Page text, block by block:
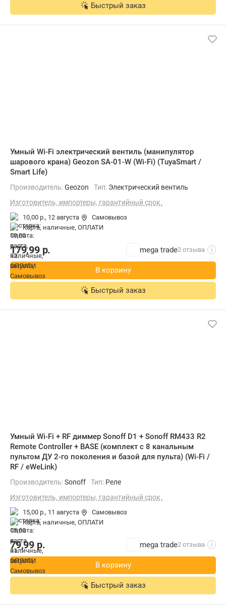
Быстрый заказ
Умный Wi-Fi электрический вентиль (манипулятор
шарового крана) Geozon SA-01-W (Wi-Fi) (TuyaSmart /
Smart Life)
Производитель:Geozon Тип: Электрический вентиль
Изготовитель, импортеры, гарантийный срок.
10,00 р., 12 августа
Самовывоз
карта, наличные, ОПЛАТИ
179,99р. mega trade2 отзыва i
В корзину
Быстрый заказ
Умный Wi-Fi + RF диммер Sonoff D1 + Sonoff RM433 R2
Remote Controller + BASE (комплект с 8 канальным
пультом ДУ 2-го поколения и базой для пульта) (Wi-Fi /
RF / eWeLink)
Производитель:Sonoff Тип: Реле
Изготовитель, импортеры, гарантийный срок.
15,00 р., 11 августа
Самовывоз
карта, наличные, ОПЛАТИ
79,99 р. mega trade2 отзыва i
В корзину
Быстрый заказ